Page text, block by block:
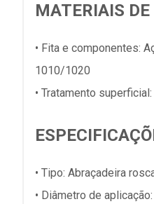
MATERIAIS
• Fita e componentes:
1010/1020
• Tratamento
• Tipo: Abraçadeira
• Diâmetro de